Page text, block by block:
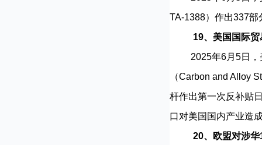
TA-1388）作出337
19、美国国际
2025年6月5日，美
（Carbon and Alloy
杆作出第一次反补贴
口对美国国内产业造
20、欧盟对涉